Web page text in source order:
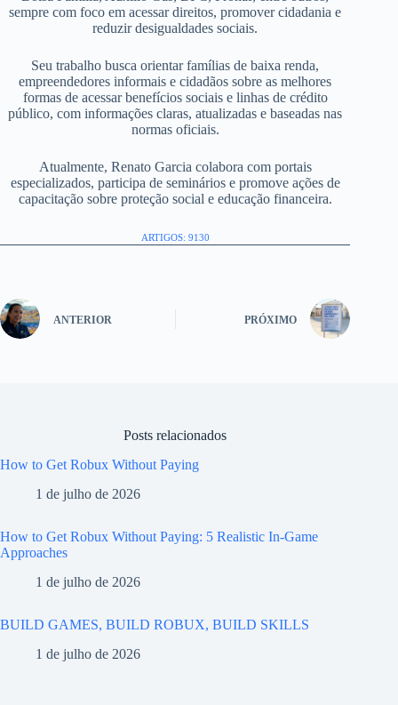
sempre com foco em acessar direitos, promover cidadania e
reduzir desigualdades sociais.
Seu trabalho busca orientar famílias de baixa renda,
empreendedores informais e cidadãos sobre as melhores
formas de acessar benefícios sociais e linhas de crédito
público, com informações claras, atualizadas e baseadas nas
normas oficiais.
Atualmente, Renato Garcia colabora com portais
especializados, participa de seminários e promove ações de
capacitação sobre proteção social e educação financeira.
ARTIGOS: 9130
ANTERIOR PRÓXIMO
Posts relacionados
How to Get Robux Without Paying
1 de julho de 2026
How to Get Robux Without Paying: 5 Realistic In-Game
Approaches
1 de julho de 2026
BUILD GAMES, BUILD ROBUX, BUILD SKILLS
1 de julho de 2026